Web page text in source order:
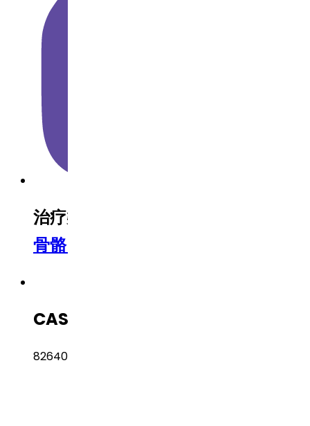
治疗类别
骨骼）
CAS 编号
82640-04-8